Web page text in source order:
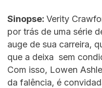
Sinopse: Verity
por trás de uma série
auge de sua carreira,
que a deixa sem
Com isso, Lowen
da falência, é